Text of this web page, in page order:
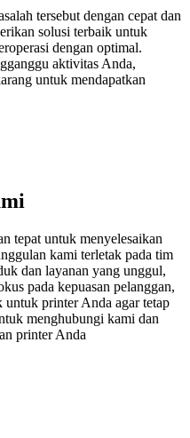
tersebut dengan cepat dan
solusi terbaik untuk
dengan optimal.
aktivitas Anda,
untuk mendapatkan
tepat untuk menyelesaikan
kami terletak pada tim
dan layanan yang unggul,
pada kepuasan pelanggan,
printer Anda agar tetap
menghubungi kami dan
printer Anda